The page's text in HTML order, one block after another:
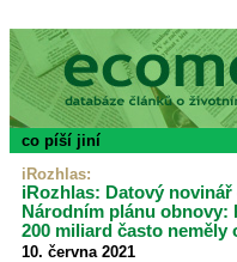
co píší jiní
iRozhlas:
iRozhlas: Datový novinář
Národním plánu obnovy:
200 miliard často neměly
10. června 2021